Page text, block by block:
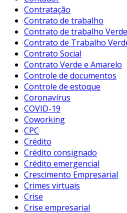
Contratação
Contrato de trabalho
Contrato de trabalho
Contrato de Trabalho
Contrato Social
Contrato Verde e Amarelo
Controle de documentos
Controle de estoque
Coronavírus
COVID-19
Coworking
CPC
Crédito
Crédito consignado
Crédito emergencial
Crescimento Empresarial
Crimes virtuais
Crise
Crise empresarial